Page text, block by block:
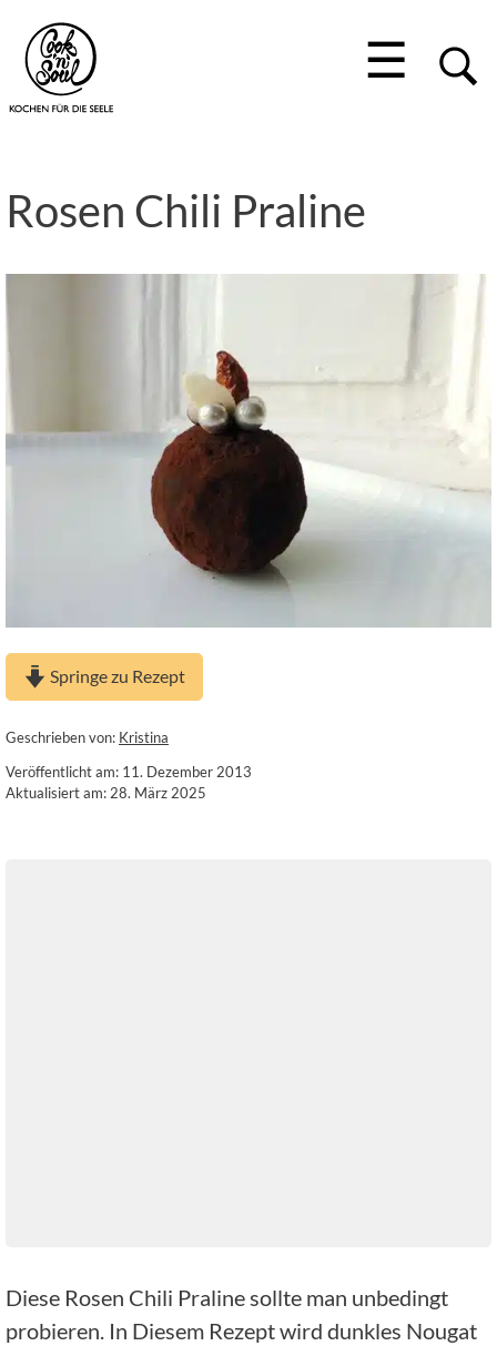
☰
Rosen Chili Praline
Springe zu Rezept
Geschrieben von: Kristina
Veröffentlicht am: 11. Dezember 2013
Aktualisiert am: 28. März 2025
Diese Rosen Chili Praline sollte man unbedingt
probieren. In Diesem Rezept wird dunkles Nougat